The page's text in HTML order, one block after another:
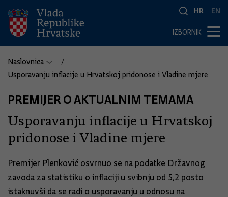
HR EN
IZBORNIK
Naslovnica
Usporavanju inflacije u Hrvatskoj pridonose i Vladine mjere
PREMIJER O AKTUALNIM TEMAMA
Usporavanju inflacije u Hrvatskoj
pridonose i Vladine mjere
Premijer Plenković osvrnuo se na podatke Državnog
zavoda za statistiku o inflaciji u svibnju od 5,2 posto
istaknuvši da se radi o usporavanju u odnosu na